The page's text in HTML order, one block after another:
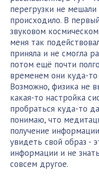
перегрузки не
происходило. В
звуковом
меня так
приняла и не смогла
потом ещё почти
временем они куда-то
Возможно, физика не
какая-то настройка
пробраться куда-то
понимаю, что
получение
увидеть свой образ -
информации и не
совсем другое.